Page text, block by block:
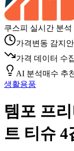
쿠스피 실시간 분석
가격변동 감지
가격 데이터 수
AI 분석매수 추
생활용품
템포 프
트 티슈 4